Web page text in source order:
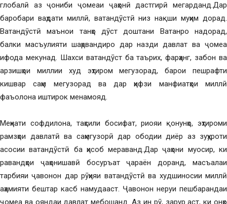
глобалӣ аз ҷониби ҷомеаи ҷаҳонӣ дастгирӣ мегарданд.Дар
баробари ваҳдати миллӣ, ватандӯстӣ низ нақши муҳим дорад.
Ватандӯстӣ маънои танҳо дӯст доштани Ватанро надорад,
балки масъулияти шаҳрвандиро дар назди давлат ва ҷомеа
ифода мекунад. Шахси ватандӯст ба таърих, фарҳанг, забон ва
арзишҳои миллии худ эҳтиром мегузорад, барои пешрафти
кишвар саҳм мегузорад ва дар ҳифзи манфиатҳои миллӣ
фаъолона иштирок менамояд.
Меҳнати софдилона, таҳсили босифат, риояи қонунҳо, эҳтироми
рамзҳои давлатӣ ва саҳмгузорӣ дар ободии диёр аз зуҳуроти
асосии ватандӯстӣ ба ҳисоб мераванд.Дар ҷаҳони муосир, ки
равандҳои ҷаҳонишавӣ босуръат ҷараён доранд, масъалаи
тарбияи ҷавонон дар рӯҳияи ватандӯстӣ ва худшиносии миллӣ
аҳамияти бештар касб намудааст. Ҷавонон неруи пешбарандаи
ҷомеа ва ояндаи давлат мебошанд. Аз ин рӯ, зарур аст, ки онҳо